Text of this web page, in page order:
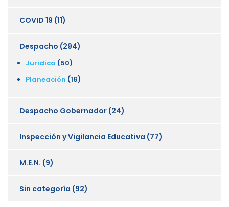
COVID 19 (11)
Despacho (294)
Juridica (50)
Planeación (16)
Despacho Gobernador (24)
Inspección y Vigilancia Educativa (77)
M.E.N. (9)
Sin categoría (92)